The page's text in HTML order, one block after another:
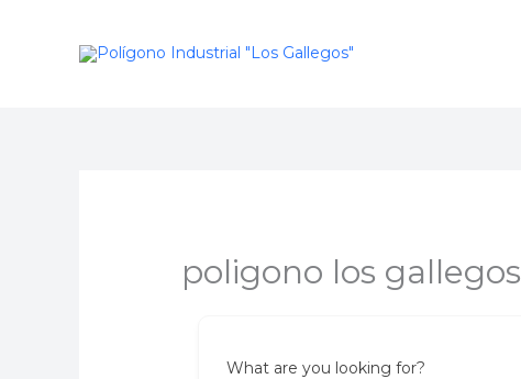
poligono los gallegos
What are you looking for?